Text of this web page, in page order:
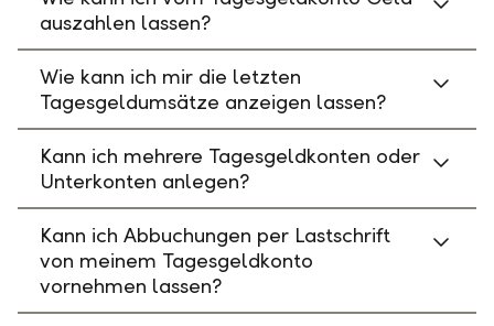
auszahlen lassen?
Wie kann ich mir die letzten
Tagesgeldumsätze anzeigen lassen?
Kann ich mehrere Tagesgeldkonten oder
Unterkonten anlegen?
Kann ich Abbuchungen per Lastschrift
von meinem Tagesgeldkonto
vornehmen lassen?